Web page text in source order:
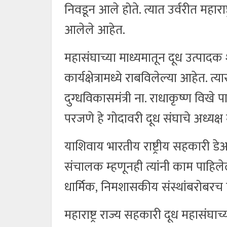
निवडून आले होते. त्यात उर्वरीत
आलेले आहेत.
महासंघाच्या माध्यमातून दूध
कार्यक्षेत्रामध्ये राबविलेल्या आहेत.
दुग्धविकासमंत्री ना. राधाकृष्ण
परजणे हे गोदावरी दूध संघाचे
याशिवाय भारतीय राष्ट्रीय
संचालक म्हणूनही त्यांनी काम
धार्मिक, निमशासकीय
महाराष्ट्र राज्य सहकारी दूध